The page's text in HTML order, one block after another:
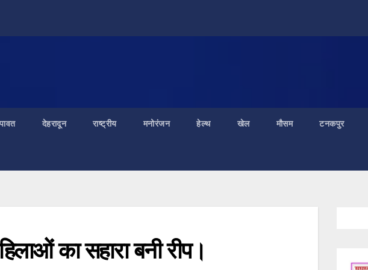
देहरादून राष्ट्रीय मनोरंजन हेल्थ खेल मौसम टनकपुर
का सहारा बनी रीप।